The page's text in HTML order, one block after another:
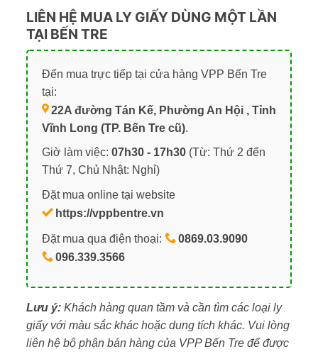
LIÊN HỆ MUA LY GIẤY DÙNG MỘT LẦN
TẠI BẾN TRE
Đến mua trực tiếp tại cửa hàng VPP Bến Tre
tại:
22A đường Tán Kế, Phường An Hội , Tỉnh
Vĩnh Long (TP. Bến Tre cũ).
Giờ làm việc: 07h30 - 17h30(Từ: Thứ 2 đến
Thứ 7, Chủ Nhật: Nghỉ)
Đặt mua online tại website
https://vppbentre.vn
Đặt mua qua điện thoại:
0869.03.9090
096.339.3566
Lưu ý: Khách hàng quan tầm và cần tìm các loại ly
giấy với màu sắc khác hoặc dung tích khác. Vui lòng
liên hệ bộ phận bán hàng của VPP Bến Tre để được